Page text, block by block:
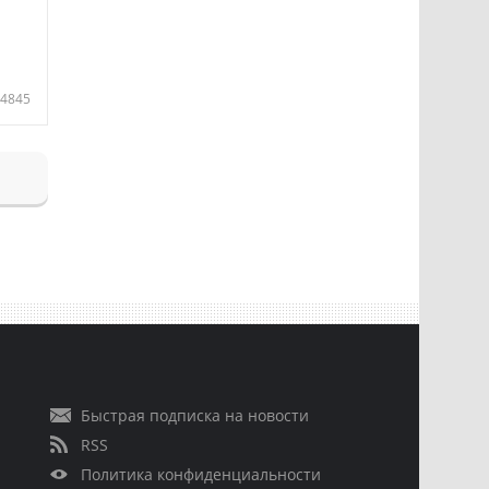
4845
Быстрая подписка на новости
RSS
Политика конфиденциальности